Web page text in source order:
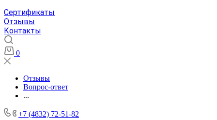
Сертификаты
Отзывы
Контакты
0
Отзывы
Вопрос-ответ
...
+7 (4832) 72-51-82